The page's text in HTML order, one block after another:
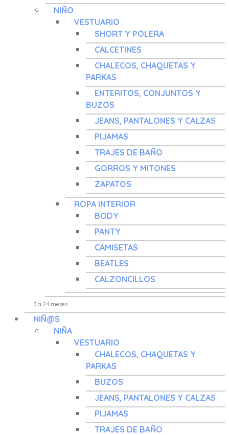
NIÑO
VESTUARIO
SHORT Y POLERA
CALCETINES
CHALECOS, CHAQUETAS Y
PARKAS
ENTERITOS, CONJUNTOS Y
BUZOS
JEANS, PANTALONES Y CALZAS
PIJAMAS
TRAJES DE BAÑO
GORROS Y MITONES
ZAPATOS
ROPA INTERIOR
BODY
PANTY
CAMISETAS
BEATLES
CALZONCILLOS
NIÑ@S
NIÑA
VESTUARIO
CHALECOS, CHAQUETAS Y
PARKAS
BUZOS
JEANS, PANTALONES Y CALZAS
PIJAMAS
TRAJES DE BAÑO